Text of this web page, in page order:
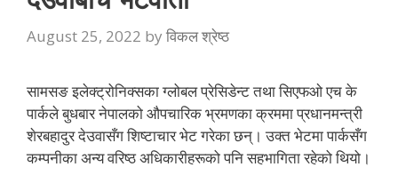
August 25, 2022 by विकल श्रेष्ठ
सामसङ इलेक्ट्रोनिक्सका ग्लोबल प्रेसिडेन्ट तथा सिएफओ एच के
पार्कले बुधबार नेपालको औपचारिक भ्रमणका क्रममा प्रधानमन्त्री
शेरबहादुर देउवासँग शिष्टाचार भेट गरेका छन्। उक्त भेटमा पार्कसँग
कम्पनीका अन्य वरिष्ठ अधिकारीहरूको पनि सहभागिता रहेको थियो।